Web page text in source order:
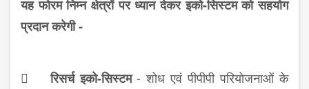
यह फोरम निम्न क्षेत्रों पर ध्यान देकर इको-सिस्टम को सहयोग
प्रदान करेगी -
 रिसर्च इको-सिस्टम- शोध एवं पीपीपी परियोजनाओं के